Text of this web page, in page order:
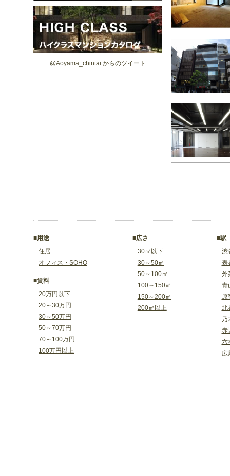
@Aoyama_chintai からのツイート
■用途
住居
オフィス・SOHO
■賃料
20万円以下
20～30万円
30～50万円
50～70万円
70～100万円
100万円以上
■広さ
30㎡以下
30～50㎡
50～100㎡
100～150㎡
150～200㎡
200㎡以上
■駅
渋
表
外
青
原
北
乃
赤
六
広